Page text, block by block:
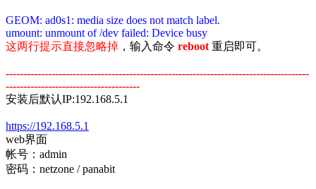
GEOM: ad0s1: media size does not match label.
umount: unmount of /dev failed: Device busy
这两行提示直接忽略掉 ，输入命令 reboot 重启即可。
--------------------------------------------------------------------------------------
--------------------------------------
安装后默认IP:192.168.5.1
https://192.168.5.1
web界面
帐号：admin
密码：netzone / panabit